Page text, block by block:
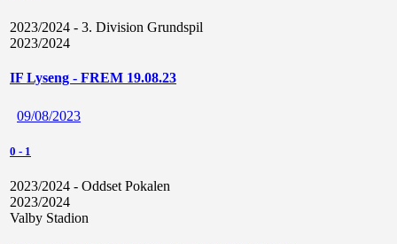
2023/2024 - 3. Division Grundspil
2023/2024
IF Lyseng - FREM 19.08.23
09/08/2023
0 - 1
2023/2024 - Oddset Pokalen
2023/2024
Valby Stadion